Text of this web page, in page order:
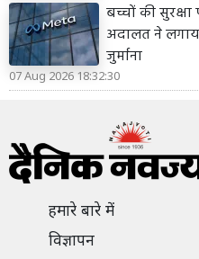
बच्चों की
अदालत ने
जुर्माना
07 Aug 2026 18:32:30
हमारे बारे में
विज्ञापन